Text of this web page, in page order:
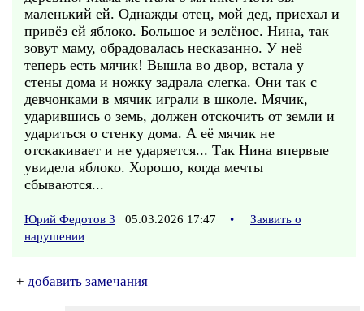
маленький ей. Однажды отец, мой дед, приехал и
привёз ей яблоко. Большое и зелёное. Нина, так
зовут маму, обрадовалась несказанно. У неё
теперь есть мячик! Вышла во двор, встала у
стены дома и ножку задрала слегка. Они так с
девчонками в мячик играли в школе. Мячик,
ударившись о земь, должен отскочить от земли и
удариться о стенку дома. А её мячик не
отскакивает и не ударяется... Так Нина впервые
увидела яблоко. Хорошо, когда мечты
сбываются...
Юрий Федотов 3 05.03.2026 17:47 •
Заявить о
нарушении
+ добавить замечания